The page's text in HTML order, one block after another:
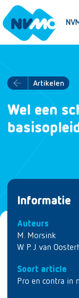
Artikelen
Wel een
Informatie
Auteurs
M. Morsink
W. P. J. van
Soort article
Pro en contra in